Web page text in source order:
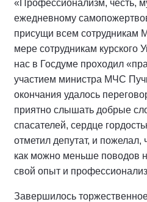
«Профессионализм, честь,
ежедневному
присущи всем сотрудникам
мере сотрудникам курского
нас в Госдуме проходил
участием министра МЧС
окончания удалось
приятно слышать добрые
спасателей, сердце
отметил депутат, и
как можно меньше поводов
свой опыт и
Завершилось